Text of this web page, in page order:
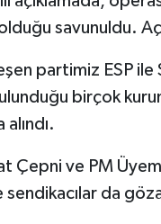
savunuldu.
partimiz ESP ile
birçok
Çepni ve PM
da